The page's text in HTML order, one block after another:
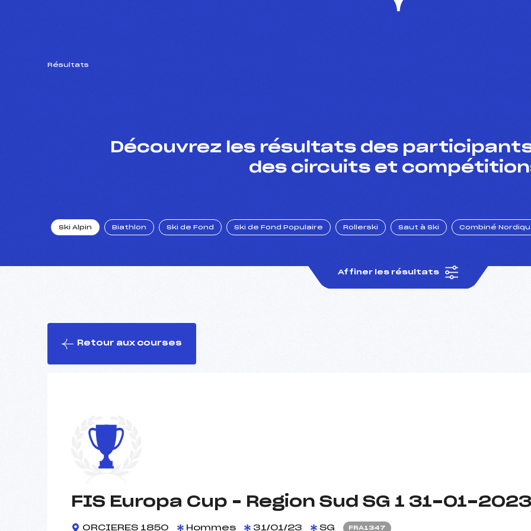
Résultats
Découvrez les résultats des participants
des circuits et
Ski Alpin Biathlon Ski de Fond Ski de Fond Populaire Rollerski Saut à Ski Combiné
Affiner les résultats
Retour aux courses
FIS Europa Cup – Region Sud SG 1 31-01-2023
ORCIERES 1850 Hommes 31/01/23 SG FRA1347